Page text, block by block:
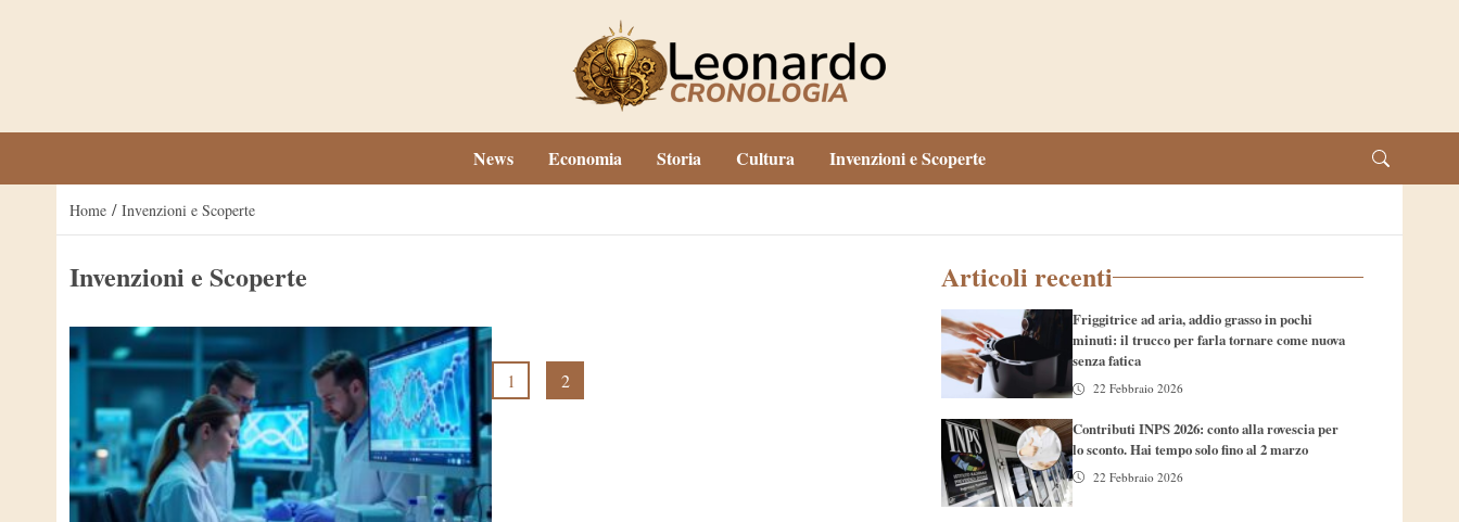
News Economia Storia Cultura Invenzioni e Scoperte
Home / Invenzioni e Scoperte
Invenzioni e Scoperte
1 2
Articoli recenti
Friggitrice ad aria, addio grasso in pochi
minuti: il trucco per farla tornare come nuova
senza fatica
22 Febbraio 2026
Contributi INPS 2026: conto alla rovescia per
lo sconto. Hai tempo solo fino al 2 marzo
22 Febbraio 2026